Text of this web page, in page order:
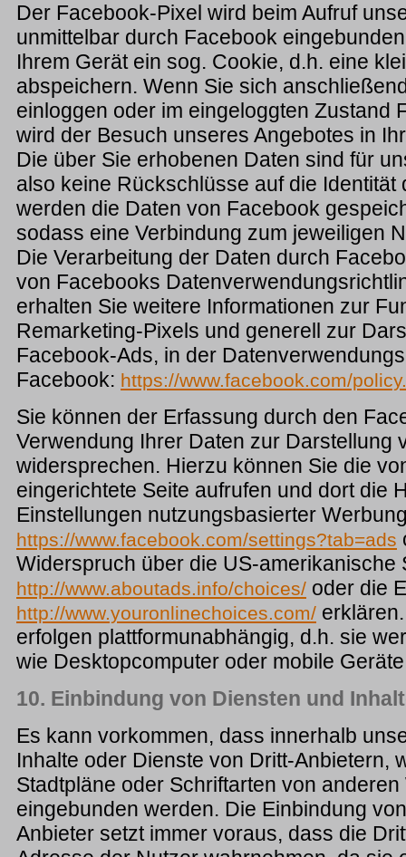
Der Facebook-Pixel wird beim Aufruf
unmittelbar durch Facebook
Ihrem Gerät ein sog. Cookie, d.h. eine
abspeichern. Wenn Sie sich
einloggen oder im eingeloggten Zustand
wird der Besuch unseres Angebotes in
Die über Sie erhobenen Daten sind für
also keine Rückschlüsse auf die Identität
werden die Daten von Facebook
sodass eine Verbindung zum jeweiligen
Die Verarbeitung der Daten durch
von Facebooks
erhalten Sie weitere Informationen zur
Remarketing-Pixels und generell zur
Facebook-Ads, in der
Facebook: https://www.facebook.com/
Sie können der Erfassung durch den
Verwendung Ihrer Daten zur Darstellung
widersprechen. Hierzu können Sie die
eingerichtete Seite aufrufen und dort die
Einstellungen nutzungsbasierter
https://www.facebook.com/settings?tab=ads
Widerspruch über die US-amerikanische
http://www.aboutads.info/choices/ oder die
http://www.youronlinechoices.com/
erfolgen plattformunabhängig, d.h. sie
wie Desktopcomputer oder mobile
10. Einbindung von Diensten und
Es kann vorkommen, dass innerhalb
Inhalte oder Dienste von Dritt-Anbietern,
Stadtpläne oder Schriftarten von
eingebunden werden. Die Einbindung
Anbieter setzt immer voraus, dass die